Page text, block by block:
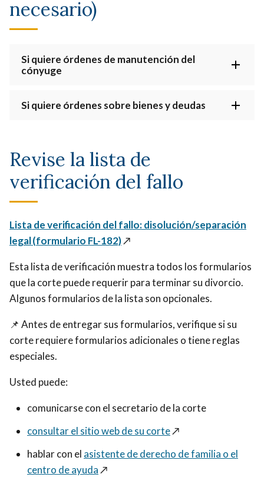
necesario)
Si quiere órdenes de manutención del
cónyuge
Si quiere órdenes sobre bienes y deudas
Revise la lista de
verificación del fallo
Lista de verificación del fallo: disolución/separación
legal (formulario FL-182)↗️
Esta lista de verificación muestra todos los formularios
que la corte puede requerir para terminar su divorcio.
Algunos formularios de la lista son opcionales.
📌 Antes de entregar sus formularios, verifique si su
corte requiere formularios adicionales o tiene reglas
especiales.
Usted puede:
comunicarse con el secretario de la corte
consultar el sitio web de su corte↗️
hablar con el asistente de derecho de familia o el
centro de ayuda↗️